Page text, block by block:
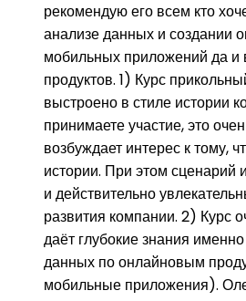
рекомендую его всем кто
анализе данных и создании
мобильных приложений да
продуктов. 1) Курс
выстроено в стиле истории
принимаете участие, это
возбуждает интерес к тому,
истории. При этом сценарий
и действительно
развития компании. 2) Курс
даёт глубокие знания
данных по онлайновым
мобильные приложения).